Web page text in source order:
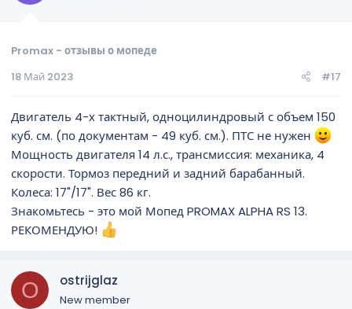
Promax - отзывы о мопеде
18 Май 2023
#17
Двигатель 4-х тактный, одноцилиндровый с объем 150
куб. см. (по документам - 49 куб. см.). ПТС не нужен
Мощность двигателя 14 л.с., трансмиссия: механика, 4
скорости. Тормоз передний и задний барабанный.
Колеса: 17"/17". Вес 86 кг.
Знакомьтесь - это мой Мопед PROMAX ALPHA RS 13.
РЕКОМЕНДУЮ!
O ostrijglaz
New member